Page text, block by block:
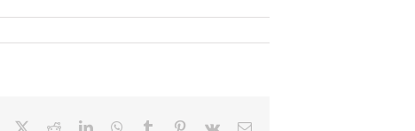
Facebook RedditLinkedInWhatsApp
Tumblr Pinterest
Vk Email